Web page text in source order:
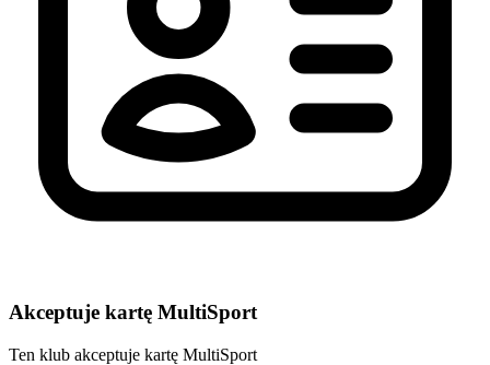
Akceptuje kartę MultiSport
Ten klub akceptuje kartę MultiSport